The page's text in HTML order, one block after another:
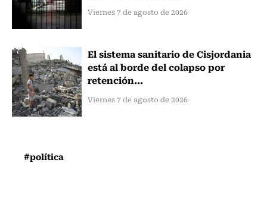
Viernes 7 de agosto de 2026
El sistema sanitario de Cisjordania
está al borde del colapso por
retención...
Viernes 7 de agosto de 2026
#política